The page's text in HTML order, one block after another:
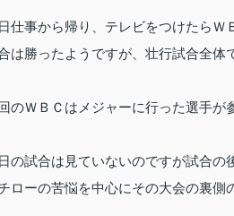
仕事から帰り、テレビをつけたらＷ
は勝ったようですが、壮行試合全体
のＷＢＣはメジャーに行った選手が
の試合は見ていないのですが試合の
ローの苦悩を中心にその大会の裏側